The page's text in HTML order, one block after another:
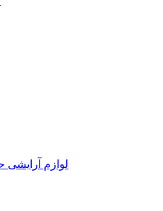
لوازم آرایشی حراجی